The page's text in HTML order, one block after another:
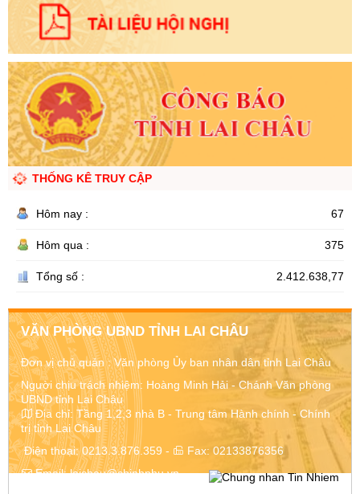
THỐNG KÊ TRUY CẬP
Hôm nay : 67
Hôm qua : 375
Tổng số : 2.412.638,77
VĂN PHÒNG UBND TỈNH LAI CHÂU
Đơn vị chủ quản :Văn phòng Ủy ban nhân dân tỉnh Lai Châu
Người chịu trách nhiệm: Hoàng Minh Hải - Chánh Văn phòng
UBND tỉnh Lai Châu
Địa chỉ: Tầng 1,2,3 nhà B - Trung tâm Hành chính - Chính
trị tỉnh Lai Châu
Điện thoại:0213.3.876.359 - Fax: 02133876356
Email:laichau@chinhphu.vn